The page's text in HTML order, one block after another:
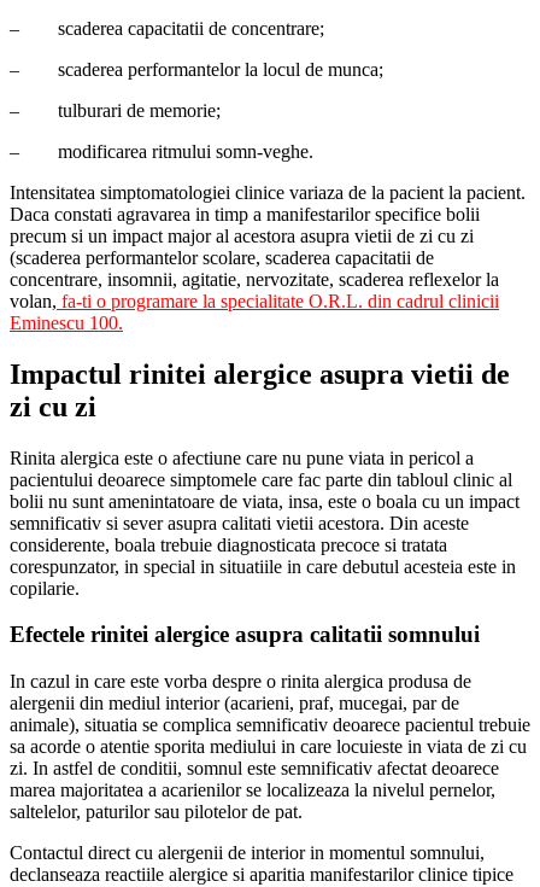
–
scaderea capacitatii de concentrare;
–
scaderea performantelor la locul de munca;
–
tulburari de memorie;
–
modificarea ritmului somn-veghe.
Intensitatea simptomatologiei clinice variaza de la pacient la pacient.
Daca constati agravarea in timp a manifestarilor specifice bolii
precum si un impact major al acestora asupra vietii de zi cu zi
(scaderea performantelor scolare, scaderea capacitatii de
concentrare, insomnii, agitatie, nervozitate, scaderea reflexelor la
volan, fa-ti o programare la specialitate O.R.L. din cadrul clinicii
Eminescu 100.
Impactul rinitei alergice asupra vietii de
zi cu zi
Rinita alergica este o afectiune care nu pune viata in pericol a
pacientului deoarece simptomele care fac parte din tabloul clinic al
bolii nu sunt amenintatoare de viata, insa, este o boala cu un impact
semnificativ si sever asupra calitati vietii acestora. Din aceste
considerente, boala trebuie diagnosticata precoce si tratata
corespunzator, in special in situatiile in care debutul acesteia este in
copilarie.
Efectele rinitei alergice asupra calitatii somnului
In cazul in care este vorba despre o rinita alergica produsa de
alergenii din mediul interior (acarieni, praf, mucegai, par de
animale), situatia se complica semnificativ deoarece pacientul trebuie
sa acorde o atentie sporita mediului in care locuieste in viata de zi cu
zi. In astfel de conditii, somnul este semnificativ afectat deoarece
marea majoritatea a acarienilor se localizeaza la nivelul pernelor,
saltelelor, paturilor sau pilotelor de pat.
Contactul direct cu alergenii de interior in momentul somnului,
declanseaza reactiile alergice si aparitia manifestarilor clinice tipice